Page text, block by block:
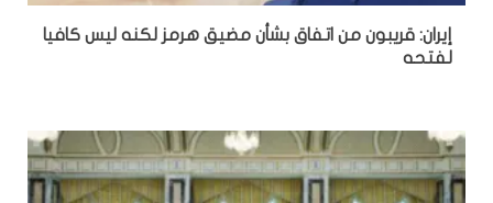
إيران: قريبون من اتفاق بشأن مضيق هرمز لكنه ليس كافيا
لفتحه